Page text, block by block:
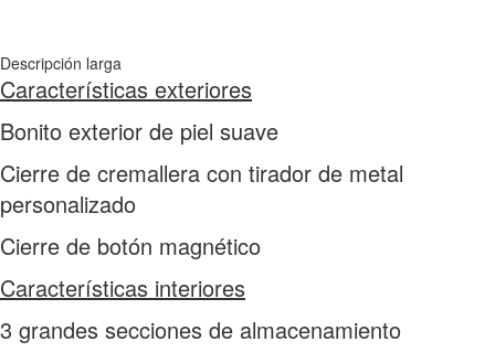
Descripción larga
Características exteriores
Bonito exterior de piel suave
Cierre de cremallera con tirador de metal
personalizado
Cierre de botón magnético
Características interiores
3 grandes secciones de almacenamiento